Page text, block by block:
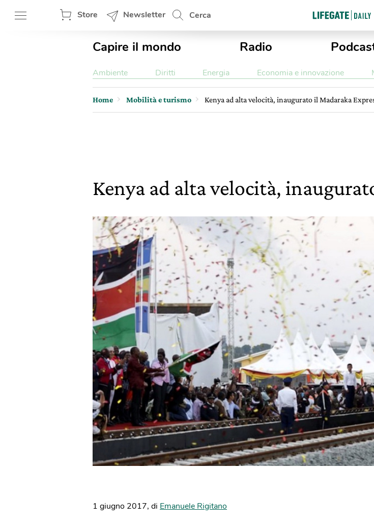
Store Newsletter Cerca
Capire il mondo Radio
Ambiente Diritti Energia Economia e innovazione
Home Mobilità e turismo Kenya ad alta velocità, inaugurato il Madaraka
Kenya ad alta velocità,
1 giugno 2017, di Emanuele Rigitano